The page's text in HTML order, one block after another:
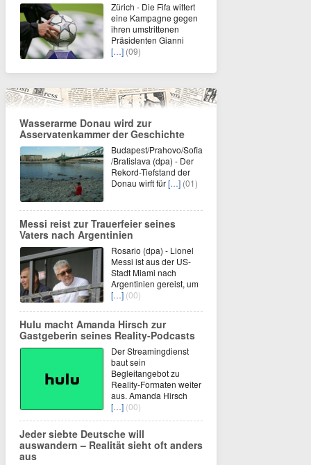
Zürich - Die Fifa wittert
eine Kampagne gegen
ihren umstrittenen
Präsidenten Gianni
[…] (09)
Wasserarme Donau wird zur
Asservatenkammer der Geschichte
Budapest/Prahovo/Sofia
/Bratislava (dpa) - Der
Rekord-Tiefstand der
Donau wirft für[…] (01)
Messi reist zur Trauerfeier seines
Vaters nach Argentinien
Rosario (dpa) - Lionel
Messi ist aus der US-
Stadt Miami nach
Argentinien gereist, um
[…] (00)
Hulu macht Amanda Hirsch zur
Gastgeberin seines Reality-Podcasts
Der Streamingdienst
baut sein
Begleitangebot zu
Reality-Formaten weiter
aus. Amanda Hirsch
[…] (00)
Jeder siebte Deutsche will
auswandern – Realität sieht oft anders
aus